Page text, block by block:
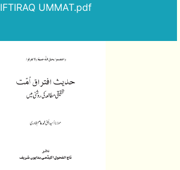
IFTIRAQ UMMAT.pdf